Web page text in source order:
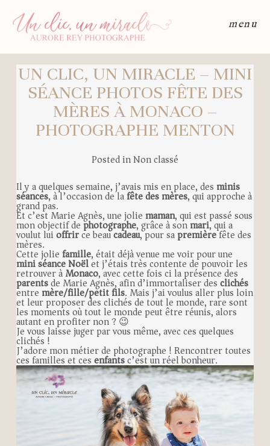
menu
UN CLIC, UN MIRACLE – MINI
SÉANCE PHOTOS FÊTE DES
MÈRES À MONACO –
PHOTOGRAPHE MENTON
Posted inNon classé
Il y a quelques semaine, j’avais mis en place, desminis
séances, à l’occasion de lafête des mères, qui approche à
grand pas.
Et c’est Marie Agnès, une joliemaman, qui est passé sous
mon objectif dephotographe, grâce à sonmari, qui a
voulut luioffrirce beaucadeau, pour sapremièrefête des
mères.
Cette joliefamille, était déjà venue me voir pour une
mini séance Noëlet j’étais très contente de pouvoir les
retrouver àMonaco, avec cette fois ci la présence des
parentsde Marie Agnès, afin d’immortaliser desclichés
entremère/fille/petit fils. Mais j’ai voulus aller plus loin
et leur proposer des clichés de tout le monde, rare sont
les moments où tout le monde peut être réunis, alors
autant en profiter non ? 😉
Je vous laisse juger par vous même, avec ces quelques
clichés !
J’adore mon métier de photographe ! Rencontrer toutes
ces familles et cesenfantsc’est un réel bonheur.